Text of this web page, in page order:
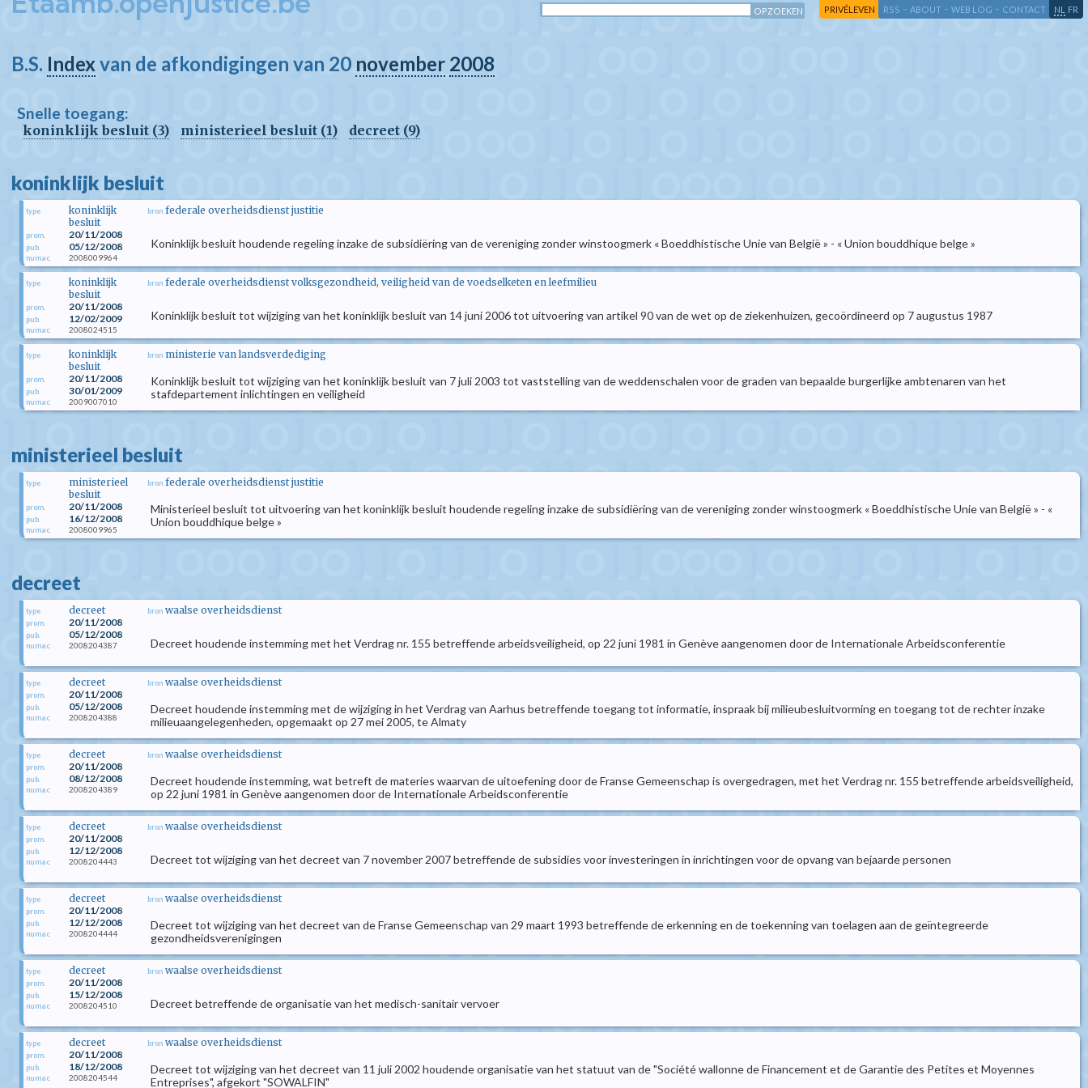
PRIVÉLEVEN RSS - ABOUT - WEB LOG - CONTACT NL FR
B.S. Indexvan de afkondigingen van 20 november 2008
Snelle toegang:
koninklijk besluit (3) ministerieel besluit (1) decreet (9)
koninklijk besluit
type
koninklijk
besluit
prom. 20/11/2008
pub. 05/12/2008
numac 2008009964
bron federale overheidsdienst justitie
Koninklijk besluit houdende regeling inzake de subsidiëring van de vereniging zonder winstoogmerk « Boeddhistische Unie van België » - « Union bouddhique belge »
type
koninklijk
besluit
prom. 20/11/2008
pub. 12/02/2009
numac 2008024515
bron federale overheidsdienst volksgezondheid, veiligheid van de voedselketen en leefmilieu
Koninklijk besluit tot wijziging van het koninklijk besluit van 14 juni 2006 tot uitvoering van artikel 90 van de wet op de ziekenhuizen, gecoördineerd op 7 augustus 1987
type
koninklijk
besluit
prom. 20/11/2008
pub. 30/01/2009
numac 2009007010
bron ministerie van landsverdediging
Koninklijk besluit tot wijziging van het koninklijk besluit van 7 juli 2003 tot vaststelling van de weddenschalen voor de graden van bepaalde burgerlijke ambtenaren van het
stafdepartement inlichtingen en veiligheid
ministerieel besluit
type
ministerieel
besluit
prom. 20/11/2008
pub. 16/12/2008
numac 2008009965
bron federale overheidsdienst justitie
Ministerieel besluit tot uitvoering van het koninklijk besluit houdende regeling inzake de subsidiëring van de vereniging zonder winstoogmerk « Boeddhistische Unie van België » - «
Union bouddhique belge »
decreet
type decreet
prom. 20/11/2008
pub. 05/12/2008
numac 2008204387
bron waalse overheidsdienst
Decreet houdende instemming met het Verdrag nr. 155 betreffende arbeidsveiligheid, op 22 juni 1981 in Genève aangenomen door de Internationale Arbeidsconferentie
type decreet
prom. 20/11/2008
pub. 05/12/2008
numac 2008204388
bron waalse overheidsdienst
Decreet houdende instemming met de wijziging in het Verdrag van Aarhus betreffende toegang tot informatie, inspraak bij milieubesluitvorming en toegang tot de rechter inzake
milieuaangelegenheden, opgemaakt op 27 mei 2005, te Almaty
type decreet
prom. 20/11/2008
pub. 08/12/2008
numac 2008204389
bron waalse overheidsdienst
Decreet houdende instemming, wat betreft de materies waarvan de uitoefening door de Franse Gemeenschap is overgedragen, met het Verdrag nr. 155 betreffende arbeidsveiligheid,
op 22 juni 1981 in Genève aangenomen door de Internationale Arbeidsconferentie
type decreet
prom. 20/11/2008
pub. 12/12/2008
numac 2008204443
bron waalse overheidsdienst
Decreet tot wijziging van het decreet van 7 november 2007 betreffende de subsidies voor investeringen in inrichtingen voor de opvang van bejaarde personen
type decreet
prom. 20/11/2008
pub. 12/12/2008
numac 2008204444
bron waalse overheidsdienst
Decreet tot wijziging van het decreet van de Franse Gemeenschap van 29 maart 1993 betreffende de erkenning en de toekenning van toelagen aan de geïntegreerde
gezondheidsverenigingen
type decreet
prom. 20/11/2008
pub. 15/12/2008
numac 2008204510
bron waalse overheidsdienst
Decreet betreffende de organisatie van het medisch-sanitair vervoer
type decreet
prom. 20/11/2008
pub. 18/12/2008
numac 2008204544
bron waalse overheidsdienst
Decreet tot wijziging van het decreet van 11 juli 2002 houdende organisatie van het statuut van de "Société wallonne de Financement et de Garantie des Petites et Moyennes
Entreprises", afgekort "SOWALFIN"